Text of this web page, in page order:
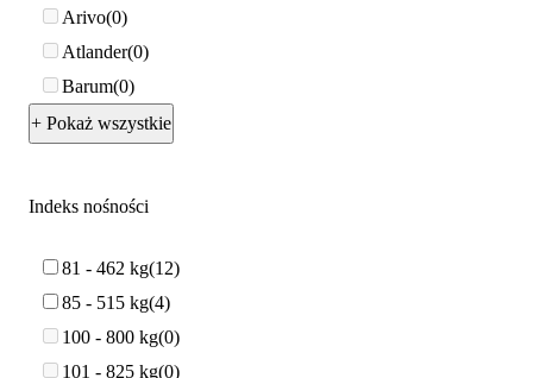
Arivo 0
Atlander 0
Barum 0
+ Pokaż wszystkie
Indeks nośności
81 - 462 kg 12
85 - 515 kg 4
100 - 800 kg 0
101 - 825 kg 0